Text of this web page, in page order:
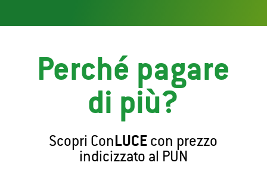
Perché pagare
di più?
Scopri ConLUCE con prezzo
indicizzato al PUN